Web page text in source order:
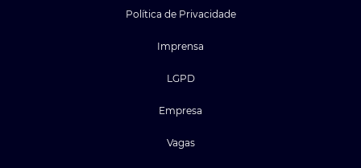
Política de Privacidade
Imprensa
LGPD
Empresa
Vagas